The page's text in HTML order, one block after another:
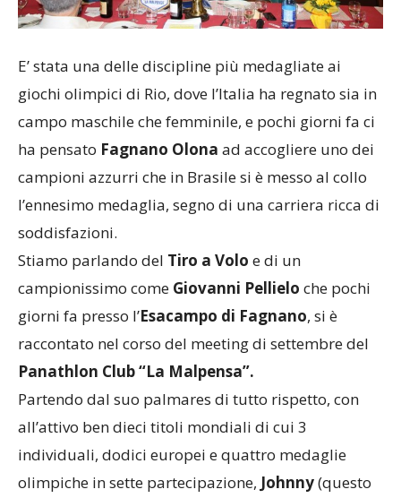
E’ stata una delle discipline più medagliate ai
giochi olimpici di Rio, dove l’Italia ha regnato sia in
campo maschile che femminile, e pochi giorni fa ci
ha pensato Fagnano Olona ad accogliere uno dei
campioni azzurri che in Brasile si è messo al collo
l’ennesimo medaglia, segno di una carriera ricca di
soddisfazioni.
Stiamo parlando del Tiro a Volo e di un
campionissimo come Giovanni Pellielo che pochi
giorni fa presso l’Esacampo di Fagnano, si è
raccontato nel corso del meeting di settembre del
Panathlon Club “La Malpensa”.
Partendo dal suo palmares di tutto rispetto, con
all’attivo ben dieci titoli mondiali di cui 3
individuali, dodici europei e quattro medaglie
olimpiche in sette partecipazione, Johnny(questo